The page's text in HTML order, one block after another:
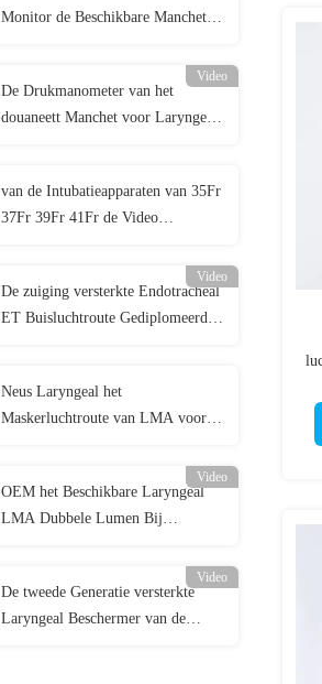
Monitor de Beschikbare Manchet
Video
De Drukmanometer van het
douaneett Manchet voor Laryngeal
van de Intubatieapparaten van 35Fr
37Fr 39Fr 41Fr de Video
Video
De zuiging versterkte Endotracheal
ET Buisluchtroute Gediplomeerde
Neus Laryngeal het
Maskerluchtroute van LMA voor
Video
OEM het Beschikbare Laryngeal
LMA Dubbele Lumen Bij
Video
De tweede Generatie versterkte
Laryngeal Beschermer van de